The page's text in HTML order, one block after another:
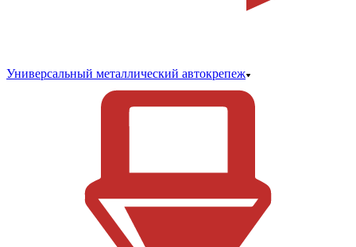
Универсальный металлический автокрепеж